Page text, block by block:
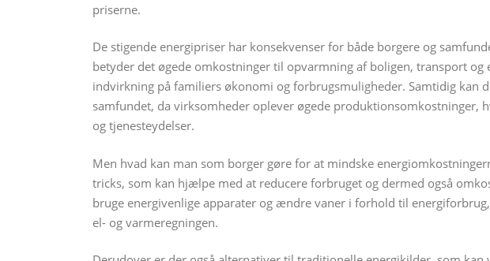
priserne.
De stigende energipriser har konsekvenser for både borgere og
betyder det øgede omkostninger til opvarmning af boligen, transport og
indvirkning på familiers økonomi og forbrugsmuligheder. Samtidig kan
samfundet, da virksomheder oplever øgede produktionsomkostninger,
og tjenesteydelser.
Men hvad kan man som borger gøre for at mindske
tricks, som kan hjælpe med at reducere forbruget og dermed også
bruge energivenlige apparater og ændre vaner i forhold til
el- og varmeregningen.